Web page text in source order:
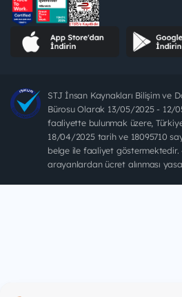
STJ İnsan Kaynakları Bilişim ve
Bürosu Olarak 13/05/2025 - 12/
faaliyette bulunmak üzere,
18/04/2025 tarih ve 18095710
belge ile faaliyet göstermektedir.
arayanlardan ücret alınması